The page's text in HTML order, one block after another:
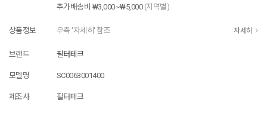
추가배송비 ₩3,000~₩5,000 (지역별)
상품정보 우측 '자세히' 참조 자세히
브랜드 필터테크
모델명 SC0063001400
제조사 필터테크